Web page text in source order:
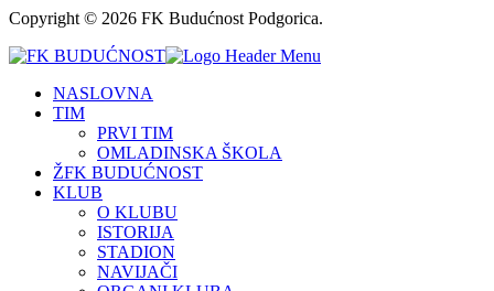
Copyright © 2026 FK Budućnost Podgorica.
NASLOVNA
TIM
PRVI TIM
OMLADINSKA ŠKOLA
ŽFK BUDUĆNOST
KLUB
O KLUBU
ISTORIJA
STADION
NAVIJAČI